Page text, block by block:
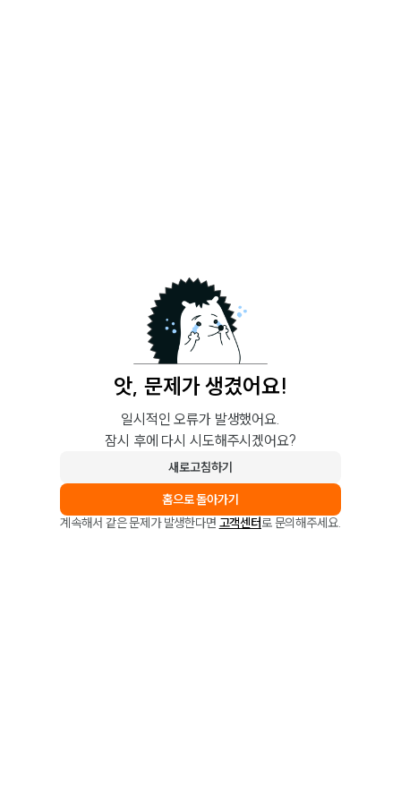
앗, 문제가 생겼어요!
일시적인 오류가 발생했어요.
잠시 후에 다시 시도해주시겠어요?
새로고침하기
홈으로 돌아가기
계속해서 같은 문제가 발생한다면 고객센터로 문의해주세요.